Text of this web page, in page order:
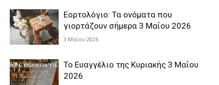
Εορτολόγιο: Τα ονόματα που
γιορτάζουν σήμερα 3 Μαΐου 2026
3 Μαΐου 2026
Το Ευαγγέλιο της Κυριακής 3 Μαΐου
2026